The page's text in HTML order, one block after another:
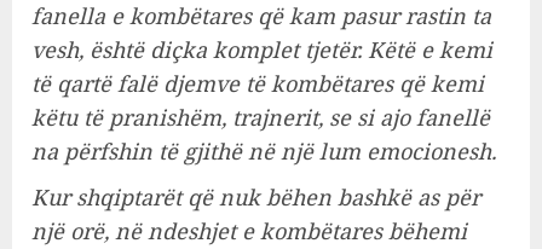
fanella e kombëtares që kam pasur rastin ta
vesh, është diçka komplet tjetër. Këtë e kemi
të qartë falë djemve të kombëtares që kemi
këtu të pranishëm, trajnerit, se si ajo fanellë
na përfshin të gjithë në një lum emocionesh.
Kur shqiptarët që nuk bëhen bashkë as për
një orë, në ndeshjet e kombëtares bëhemi